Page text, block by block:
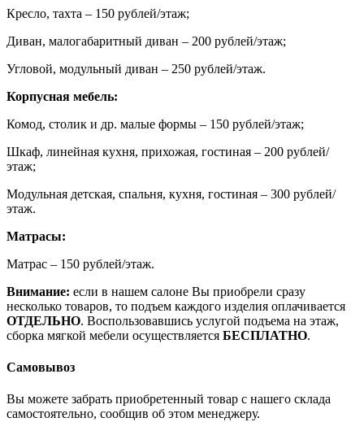
Кресло, тахта – 150 рублей/этаж;
Диван, малогабаритный диван – 200 рублей/этаж;
Угловой, модульный диван – 250 рублей/этаж.
Корпусная мебель:
Комод, столик и др. малые формы – 150 рублей/этаж;
Шкаф, линейная кухня, прихожая, гостиная – 200 рублей/
этаж;
Модульная детская, спальня, кухня, гостиная – 300 рублей/
этаж.
Матрасы:
Матрас – 150 рублей/этаж.
Внимание: если в нашем салоне Вы приобрели сразу
несколько товаров, то подъем каждого изделия оплачивается
ОТДЕЛЬНО. Воспользовавшись услугой подъема на этаж,
сборка мягкой мебели осуществляется БЕСПЛАТНО.
Самовывоз
Вы можете забрать приобретенный товар с нашего склада
самостоятельно, сообщив об этом менеджеру.